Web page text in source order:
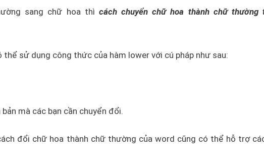
sang chữ hoa thì cách chuyển chữ hoa thành chữ thường
sử dụng công thức của hàm lower với cú pháp như sau:
mà các bạn cần chuyển đổi.
đổi chữ hoa thành chữ thường của word cũng có thể hỗ trợ